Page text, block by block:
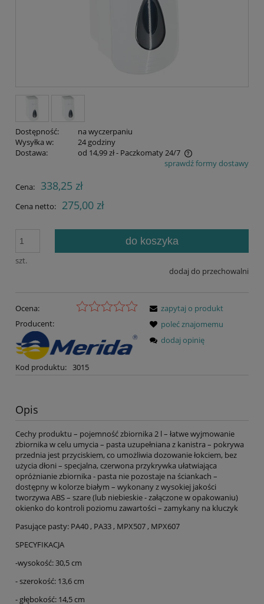
Dostępność:
na wyczerpaniu
Wysyłka w:
24 godziny
Dostawa:
od 14,99 zł- Paczkomaty 24/7
Cena nie zawiera ewentualnych kosztów płatnościsprawdź formy dostawy
Cena: 338,25 zł
Cena netto: 275,00 zł
szt.
do koszyka
dodaj do przechowalni
Ocena:
Producent:
Kod produktu: 3015
zapytaj o produkt
poleć znajomemu
dodaj opinię
Opis
Cechy produktu – pojemność zbiornika 2 l – łatwe wyjmowanie
zbiornika w celu umycia – pasta uzupełniana z kanistra – pokrywa
przednia jest przyciskiem, co umożliwia dozowanie łokciem, bez
użycia dłoni – specjalna, czerwona przykrywka ułatwiająca
opróżnianie zbiornika - pasta nie pozostaje na ściankach –
dostępny w kolorze białym – wykonany z wysokiej jakości
tworzywa ABS – szare (lub niebieskie - załączone w opakowaniu)
okienko do kontroli poziomu zawartości – zamykany na kluczyk
Pasujące pasty: PA40 , PA33 , MPX507 , MPX607
SPECYFIKACJA
-wysokość: 30,5 cm
- szerokość: 13,6 cm
- głębokość: 14,5 cm